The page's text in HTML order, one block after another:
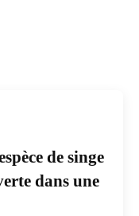
de singe
dans une